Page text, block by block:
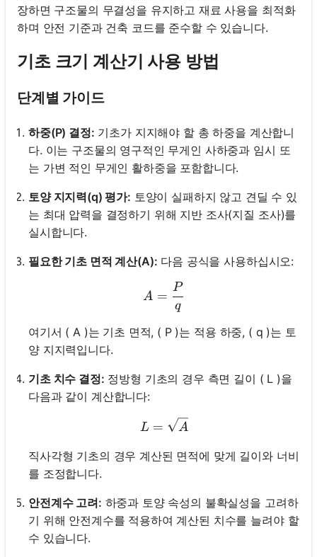
장하면 구조물의 무결성을 유지하고 재료 사용을 최적화
하며 안전 기준과 건축 코드를 준수할 수 있습니다.
기초 크기 계산기 사용 방법
단계별 가이드
하중(P) 결정: 기초가 지지해야 할 총 하중을 계산합니
다. 이는 구조물의 영구적인 무게인 사하중과 임시 또
는 가변 적인 무게인 활하중을 포함합니다.
토양 지지력(q) 평가: 토양이 실패하지 않고 견딜 수 있
는 최대 압력을 결정하기 위해 지반 조사(지질 조사)를
실시합니다.
필요한 기초 면적 계산(A): 다음 공식을 사용하십시오:
A = \frac{P}{q}
A =
q
P
여기서 ( A )는 기초 면적, ( P )는 적용 하중, ( q )는 토
양 지지력입니다.
기초 치수 결정: 정방형 기초의 경우 측면 길이 ( L )을
다음과 같이 계산합니다:
L = \sqrt{A}
L = A
직사각형 기초의 경우 계산된 면적에 맞게 길이와 너비
를 조정합니다.
안전계수 고려: 하중과 토양 속성의 불확실성을 고려하
기 위해 안전계수를 적용하여 계산된 치수를 늘려야 할
수 있습니다.